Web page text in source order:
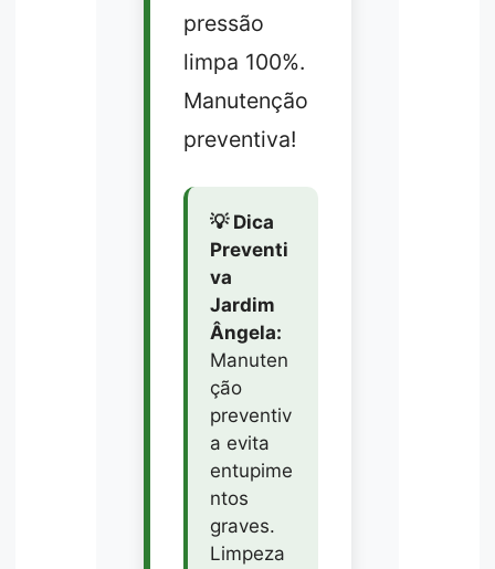
pressão
limpa 100%.
Manutenção
preventiva!
💡 Dica
Preventi
va
Jardim
Ângela:
Manuten
ção
preventiv
a evita
entupime
ntos
graves.
Limpeza